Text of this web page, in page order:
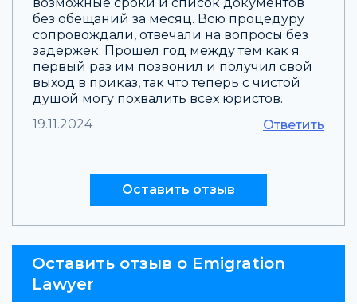
без обещаний за месяц. Всю процедуру
сопровождали, отвечали на вопросы без
задержек. Прошел год между тем как я
первый раз им позвонил и получил свой
выход в приказ, так что теперь с чистой
душой могу похвалить всех юристов.
19.11.2024
Ответить
Оставить отзыв
Оставить отзыв о Emigration
Lawyer